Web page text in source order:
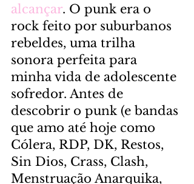
alcançar. O punk era o
rock feito por suburbanos
rebeldes, uma trilha
sonora perfeita para
minha vida de adolescente
sofredor. Antes de
descobrir o punk (e bandas
que amo até hoje como
Cólera, RDP, DK, Restos,
Sin Dios, Crass, Clash,
Menstruação Anarquika,